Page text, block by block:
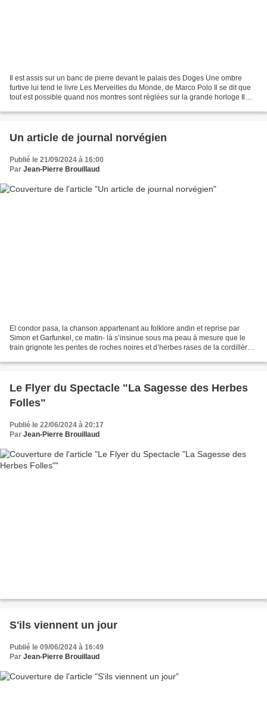
Il est assis sur un banc de pierre devant le palais des Doges Une ombre
furtive lui tend le livre Les Merveilles du Monde, de Marco Polo Il se dit que
tout est possible quand nos montres sont réglées sur la grande horloge Il
Un article de journal norvégien
Publié le 21/09/2024 à 16:00
Par Jean-Pierre Brouillaud
El condor pasa, la chanson appartenant au folklore andin et reprise par
Simon et Garfunkel, ce matin- là s’insinue sous ma peau à mesure que le
train grignote les pentes de roches noires et d’herbes rases de la cordillère :
Le Flyer du Spectacle "La Sagesse des Herbes
Folles"
Publié le 22/06/2024 à 20:17
Par Jean-Pierre Brouillaud
S'ils viennent un jour
Publié le 09/06/2024 à 16:49
Par Jean-Pierre Brouillaud